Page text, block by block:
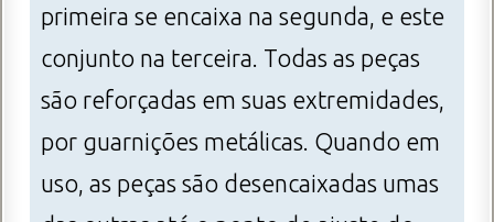
primeira se encaixa na segunda, e este
conjunto na terceira. Todas as peças
são reforçadas em suas extremidades,
por guarnições metálicas. Quando em
uso, as peças são desencaixadas umas